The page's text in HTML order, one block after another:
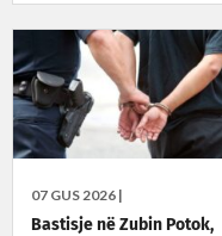
07 GUS 2026 |
Bastisje në Zubin Potok,